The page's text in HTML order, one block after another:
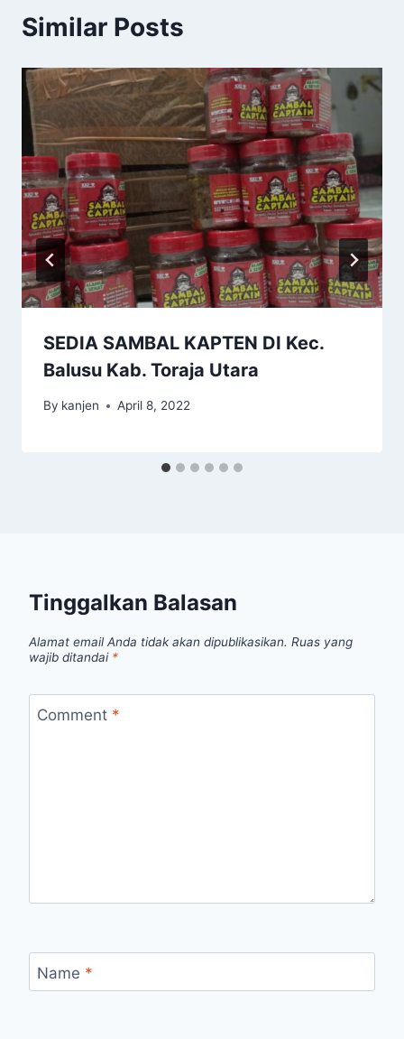
Similar Posts
SEDIA SAMBAL KAPTEN DI Kec.
Balusu Kab. Toraja Utara
By kanjen April 8, 2022
Tinggalkan Balasan
Alamat email Anda tidak akan dipublikasikan. Ruas yang
wajib ditandai *
Comment *
Name *